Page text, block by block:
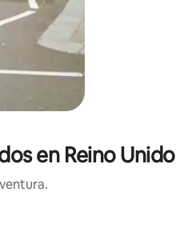
en Reino Unido